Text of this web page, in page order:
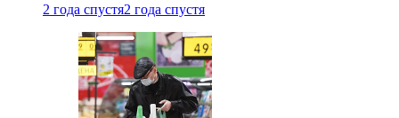
2 года спустя2 года спустя